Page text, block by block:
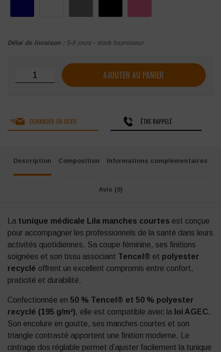
Délai de livraison : 5-8 jours - stock fournisseur
quantité de Tunique pour femme SNV LILA Manches
AJOUTER AU PANIER
DEMANDER UN DEVIS ÊTRE RAPPELÉ
Description Composition Informations complémentaires
Avis (0)
La tunique médicale Lila manches courtes est conçue
pour accompagner les professionnels de la santé dans leurs
activités quotidiennes. Sa coupe féminine, ses finitions
soignées et son tissu associant Tencel® et polyester
recyclé offrent un excellent compromis entre confort,
praticité et durabilité.
Confectionnée en 50 % Tencel® et 50 % polyester
recyclé (195 g/m²), elle est compatible avec la loi AGEC.
Son encolure en goutte, ses manches courtes et son
triangle contrasté apportent une finition moderne. Le
cintrage dos réglable permet d’ajuster facilement la tunique